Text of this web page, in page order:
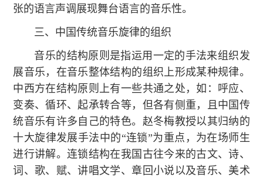
张的语言声调展现舞台语言的音乐性。
三、中国传统音乐旋律的组织
音乐的结构原则是指运用一定的手法来组织发
展音乐，在音乐整体结构的组织上形成某种规律。
中西方在结构原则上有一些共通之处，如：呼应、
变奏、循环、起承转合等，但各有侧重，且中国传
统音乐有许多自己的特色。赵冬梅教授以其归纳的
十大旋律发展手法中的“连锁”为重点，为在场师生
进行讲解。连锁结构在我国古往今来的古文、诗、
词、歌、赋、讲唱文学、章回小说以及音乐、美术